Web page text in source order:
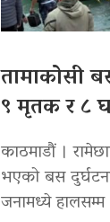
तामाकोसी
९ मृतक र ८
काठमाडौं ।
भएको बस
जनामध्ये